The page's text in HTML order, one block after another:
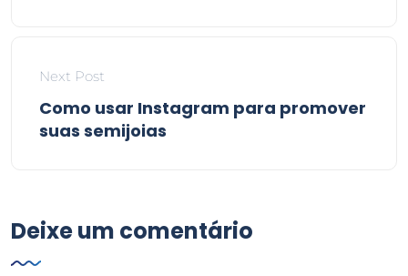
Next Post
Como usar Instagram para promover
suas semijoias
Deixe um comentário